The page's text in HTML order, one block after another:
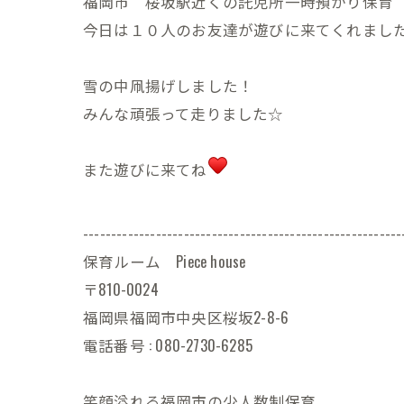
今日は１０人のお友達が遊びに来てくれまし
雪の中凧揚げしました！
みんな頑張って走りました☆
また遊びに来てね
保育ルーム Piece house
〒810-0024
福岡県福岡市中央区桜坂2-8-6
電話番号 : 080-2730-6285